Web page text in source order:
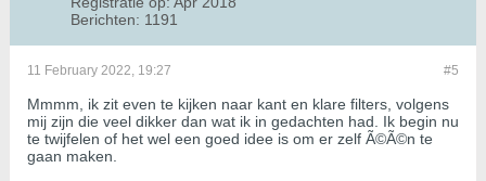
Berichten: 1191
#5
11 February 2022, 19:27
Mmmm, ik zit even te kijken naar kant en klare filters, volgens
mij zijn die veel dikker dan wat ik in gedachten had. Ik begin nu
te twijfelen of het wel een goed idee is om er zelf Ã©Ã©n te
gaan maken.